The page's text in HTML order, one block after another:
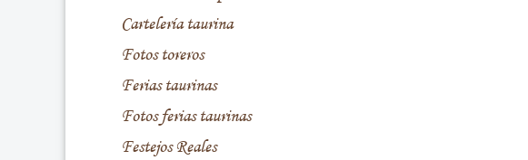
Cartelería taurina
Fotos toreros
Ferias taurinas
Fotos ferias taurinas
Festejos Reales